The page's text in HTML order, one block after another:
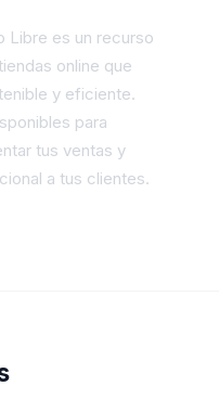
Libre es un recurso
online que
y eficiente.
para
tus ventas y
a tus clientes.